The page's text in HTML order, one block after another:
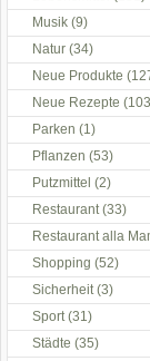
Musik (9)
Natur (34)
Neue Produkte
Neue Rezepte
Parken (1)
Pflanzen (53)
Putzmittel (2)
Restaurant(33)
Restaurant alla
Shopping (52)
Sicherheit(3)
Sport(31)
Städte (35)